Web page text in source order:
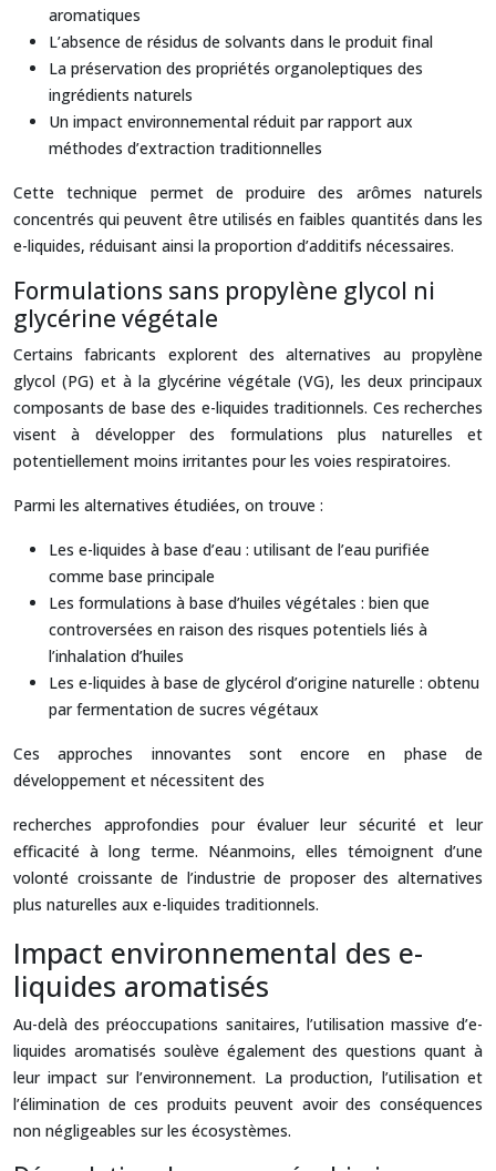
aromatiques
L’absence de résidus de solvants dans le produit final
La préservation des propriétés organoleptiques des
ingrédients naturels
Un impact environnemental réduit par rapport aux
méthodes d’extraction traditionnelles
Cette technique permet de produire des arômes naturels
concentrés qui peuvent être utilisés en faibles quantités dans les
e-liquides, réduisant ainsi la proportion d’additifs nécessaires.
Formulations sans propylène glycol ni
glycérine végétale
Certains fabricants explorent des alternatives au propylène
glycol (PG) et à la glycérine végétale (VG), les deux principaux
composants de base des e-liquides traditionnels. Ces recherches
visent à développer des formulations plus naturelles et
potentiellement moins irritantes pour les voies respiratoires.
Parmi les alternatives étudiées, on trouve :
Les e-liquides à base d’eau : utilisant de l’eau purifiée
comme base principale
Les formulations à base d’huiles végétales : bien que
controversées en raison des risques potentiels liés à
l’inhalation d’huiles
Les e-liquides à base de glycérol d’origine naturelle : obtenu
par fermentation de sucres végétaux
Ces approches innovantes sont encore en phase de
développement et nécessitent des
recherches approfondies pour évaluer leur sécurité et leur
efficacité à long terme. Néanmoins, elles témoignent d’une
volonté croissante de l’industrie de proposer des alternatives
plus naturelles aux e-liquides traditionnels.
Impact environnemental des e-
liquides aromatisés
Au-delà des préoccupations sanitaires, l’utilisation massive d’e-
liquides aromatisés soulève également des questions quant à
leur impact sur l’environnement. La production, l’utilisation et
l’élimination de ces produits peuvent avoir des conséquences
non négligeables sur les écosystèmes.